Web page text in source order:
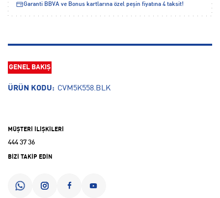
Garanti BBVA ve Bonus kartlarına özel peşin fiyatına 4 taksit!
GENEL BAKIŞ
ÜRÜN KODU: CVM5K558.BLK
MÜŞTERİ İLİŞKİLERİ
444 37 36
BİZİ TAKİP EDİN